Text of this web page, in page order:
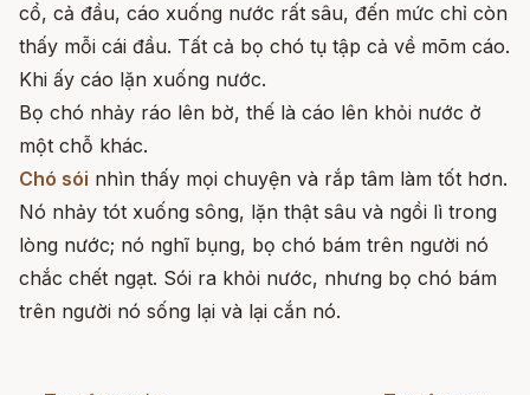
cổ, cả đầu, cáo xuống nước rất sâu, đến mức chỉ còn
thấy mỗi cái đầu. Tất cả bọ chó tụ tập cả về mõm cáo.
Khi ấy cáo lặn xuống nước.
Bọ chó nhảy ráo lên bờ, thế là cáo lên khỏi nước ở
một chỗ khác.
Chó sói nhìn thấy mọi chuyện và rắp tâm làm tốt hơn.
Nó nhảy tót xuống sông, lặn thật sâu và ngồi lì trong
lòng nước; nó nghĩ bụng, bọ chó bám trên người nó
chắc chết ngạt. Sói ra khỏi nước, nhưng bọ chó bám
trên người nó sống lại và lại cắn nó.